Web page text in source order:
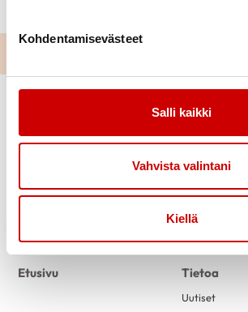
Kohdentamisevästeet
Salli kaikki
Vahvista valintani
Kiellä
Link to facebook
Link to twitter
Etusivu Tietoa
Uutiset